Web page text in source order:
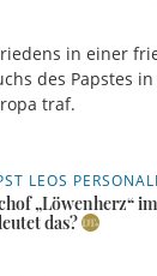
in einer
des Papstes
traf.
LEOS
„Löwenherz“
das?